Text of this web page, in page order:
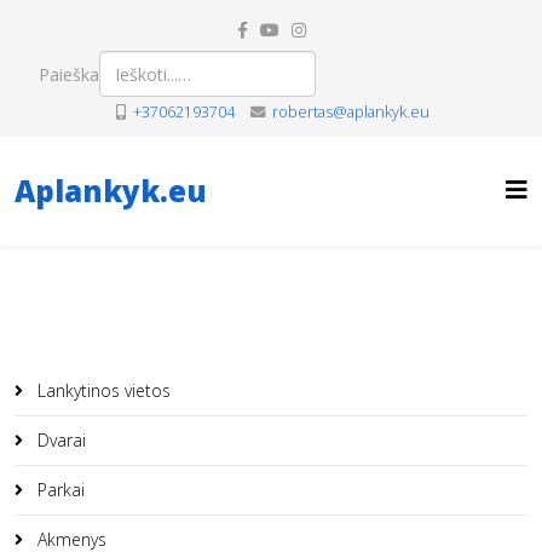
Paieška
+37062193704 robertas@aplankyk.eu
Aplankyk.eu
Lankytinos vietos
Dvarai
Parkai
Akmenys